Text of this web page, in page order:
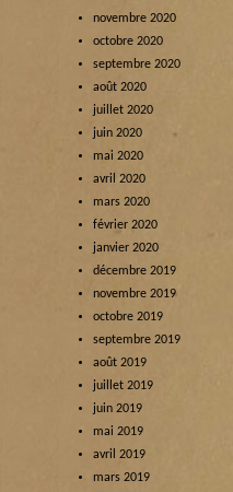
novembre 2020
octobre 2020
septembre 2020
août 2020
juillet 2020
juin 2020
mai 2020
avril 2020
mars 2020
février 2020
janvier 2020
décembre 2019
novembre 2019
octobre 2019
septembre 2019
août 2019
juillet 2019
juin 2019
mai 2019
avril 2019
mars 2019